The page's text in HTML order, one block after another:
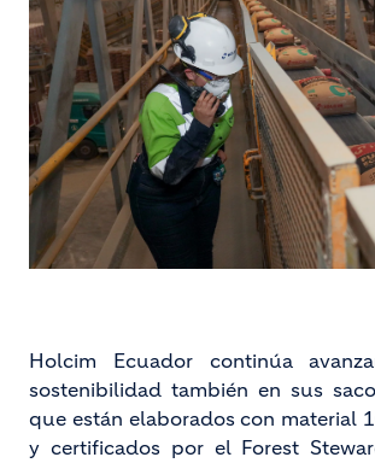
Holcim Ecuador continúa
sostenibilidad también en sus
que están elaborados con material
y certificados por el Forest